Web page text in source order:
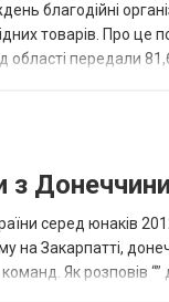
благодійні
товарів. Про це
передали
з Донеччини
серед юнаків
на Закарпатті,
Як розповів